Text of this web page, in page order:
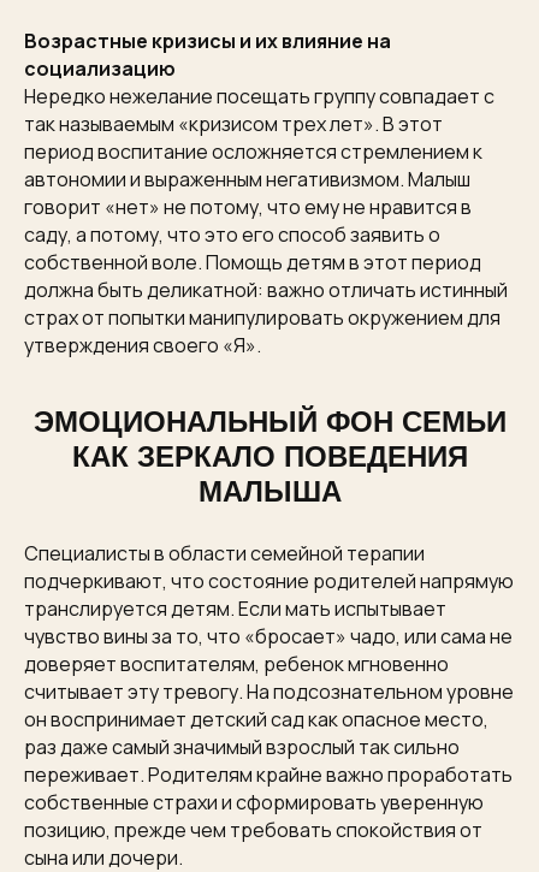
Возрастные кризисы и их влияние на
социализацию
Нередко нежелание посещать группу совпадает с
так называемым «кризисом трех лет». В этот
период воспитание осложняется стремлением к
автономии и выраженным негативизмом. Малыш
говорит «нет» не потому, что ему не нравится в
саду, а потому, что это его способ заявить о
собственной воле. Помощь детям в этот период
должна быть деликатной: важно отличать истинный
страх от попытки манипулировать окружением для
утверждения своего «Я».
ЭМОЦИОНАЛЬНЫЙ ФОН СЕМЬИ
КАК ЗЕРКАЛО ПОВЕДЕНИЯ
МАЛЫША
Специалисты в области семейной терапии
подчеркивают, что состояние родителей напрямую
транслируется детям. Если мать испытывает
чувство вины за то, что «бросает» чадо, или сама не
доверяет воспитателям, ребенок мгновенно
считывает эту тревогу. На подсознательном уровне
он воспринимает детский сад как опасное место,
раз даже самый значимый взрослый так сильно
переживает. Родителям крайне важно проработать
собственные страхи и сформировать уверенную
позицию, прежде чем требовать спокойствия от
сына или дочери.